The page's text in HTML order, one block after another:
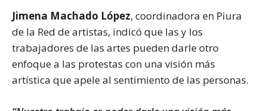
Jimena Machado López, coordinadora en Piura
de la Red de artistas, indicó que las y los
trabajadores de las artes pueden darle otro
enfoque a las protestas con una visión más
artística que apele al sentimiento de las personas.